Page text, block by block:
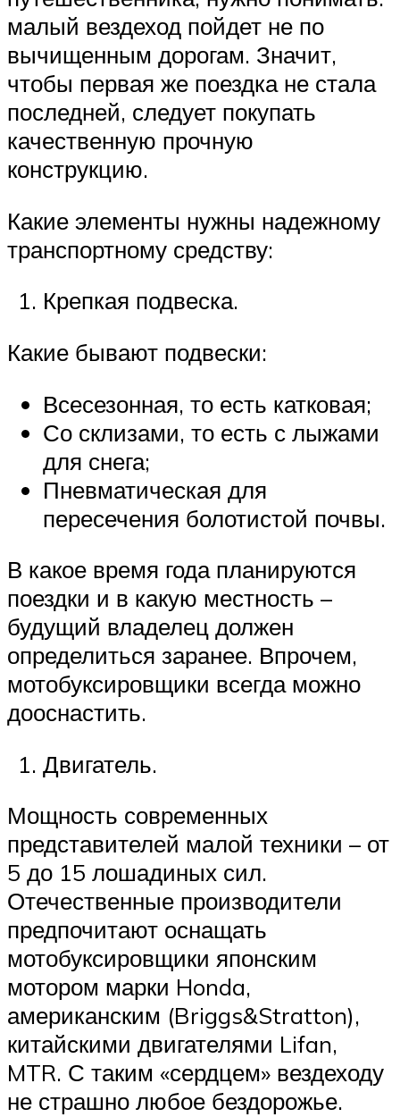
малый вездеход пойдет не по
вычищенным дорогам. Значит,
чтобы первая же поездка не стала
последней, следует покупать
качественную прочную
конструкцию.
Какие элементы нужны надежному
транспортному средству:
Крепкая подвеска.
Какие бывают подвески:
Всесезонная, то есть катковая;
Со склизами, то есть с лыжами
для снега;
Пневматическая для
пересечения болотистой почвы.
В какое время года планируются
поездки и в какую местность –
будущий владелец должен
определиться заранее. Впрочем,
мотобуксировщики всегда можно
дооснастить.
Двигатель.
Мощность современных
представителей малой техники – от
5 до 15 лошадиных сил.
Отечественные производители
предпочитают оснащать
мотобуксировщики японским
мотором марки Honda,
американским (Briggs&Stratton),
китайскими двигателями Lifan,
MTR. С таким «сердцем» вездеходу
не страшно любое бездорожье.